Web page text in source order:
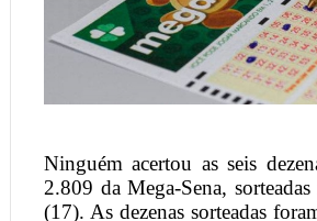
Ninguém acertou as seis
2.809 da Mega-Sena, sorteadas
(17). As dezenas sorteadas